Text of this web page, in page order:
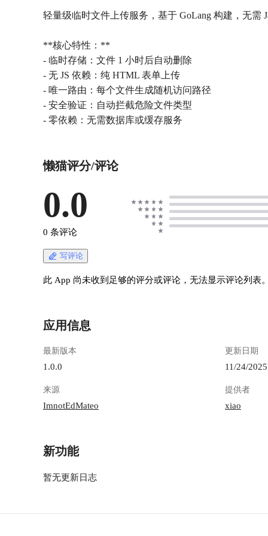
轻量级临时文件上传服务，基于 GoLang 构建，无需
**核心特性：**
- 临时存储：文件 1 小时后自动删除
- 无 JS 依赖：纯 HTML 表单上传
- 唯一路由：每个文件生成随机访问路径
- 安全验证：自动拦截危险文件类型
- 零依赖：无需数据库或缓存服务
懒猫评分/评论
0.0
0 条评论
写评论
此 App 尚未收到足够的评分或评论，无法显示评论列表
应用信息
最新版本
1.0.0
更新日期
11/24/2025
来源
ImnotEdMateo
提供者
xiao
新功能
暂无更新日志